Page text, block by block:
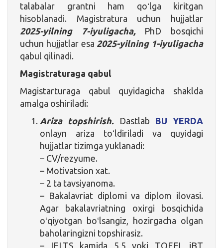
talabalar grantni ham qoʻlga kiritgan
hisoblanadi. Magistratura uchun hujjatlar
2025-yilning 7-iyuligacha,PhD bosqichi
uchun hujjatlar esa 2025-yilning 1-iyuligacha
qabul qilinadi.
Magistraturaga qabul
Magistarturaga qabul quyidagicha shaklda
amalga oshiriladi:
Ariza topshirish.
Dastlab BU YERDA
onlayn ariza toʻldiriladi va quyidagi
hujjatlar tizimga yuklanadi:
– CV/rezyume.
– Motivatsion xat.
– 2 ta tavsiyanoma.
– Bakalavriat diplomi va diplom ilovasi.
Agar bakalavriatning oxirgi bosqichida
oʻqiyotgan boʻlsangiz, hozirgacha olgan
baholaringizni topshirasiz.
– IELTS kamida 5,5 yoki TOEFL iBT